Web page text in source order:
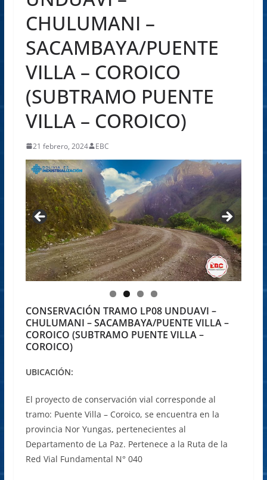
CHULUMANI –
SACAMBAYA/PUENTE
VILLA – COROICO
(SUBTRAMO PUENTE
VILLA – COROICO)
21 febrero, 2024 EBC
CONSERVACIÓN TRAMO LP08 UNDUAVI –
CHULUMANI – SACAMBAYA/PUENTE VILLA –
COROICO (SUBTRAMO PUENTE VILLA –
COROICO)
UBICACIÓN:
El proyecto de conservación vial corresponde al
tramo: Puente Villa – Coroico, se encuentra en la
provincia Nor Yungas, pertenecientes al
Departamento de La Paz. Pertenece a la Ruta de la
Red Vial Fundamental N° 040